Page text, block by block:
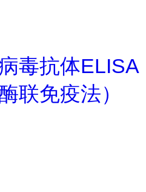
毒抗体ELISA
联免疫法）